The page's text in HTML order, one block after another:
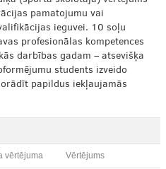
pamatojumu vai
ieguvei. 10 soļu
profesionālas kompetences
darbības gadam – atsevišķa
students izveido
papildus iekļaujamās
vērtējuma Vērtējums